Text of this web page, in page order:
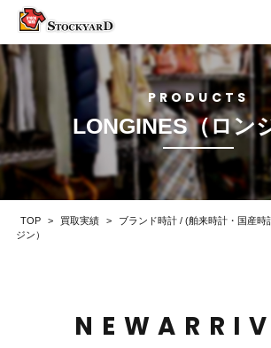
PRODUCTS
LONGINES（ロン
TOP > 買取実績 > ブランド時計 / (舶来時計・国産時
ジン）